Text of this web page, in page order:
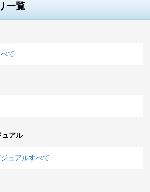
一覧
て
アル
ュアルすべて